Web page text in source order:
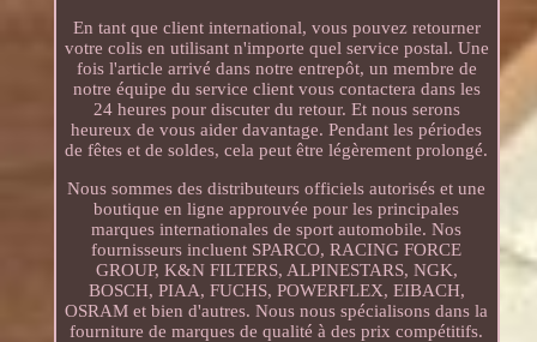
En tant que client international, vous pouvez retourner
votre colis en utilisant n'importe quel service postal. Une
fois l'article arrivé dans notre entrepôt, un membre de
notre équipe du service client vous contactera dans les
24 heures pour discuter du retour. Et nous serons
heureux de vous aider davantage. Pendant les périodes
de fêtes et de soldes, cela peut être légèrement prolongé.
Nous sommes des distributeurs officiels autorisés et une
boutique en ligne approuvée pour les principales
marques internationales de sport automobile. Nos
fournisseurs incluent SPARCO, RACING FORCE
GROUP, K&N FILTERS, ALPINESTARS, NGK,
BOSCH, PIAA, FUCHS, POWERFLEX, EIBACH,
OSRAM et bien d'autres. Nous nous spécialisons dans la
fourniture de marques de qualité à des prix compétitifs.